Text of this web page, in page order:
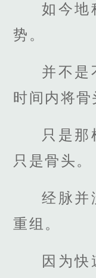
如今地
势。
并不是
时间内将骨
只是那
只是骨头。
经脉并
重组。
因为快